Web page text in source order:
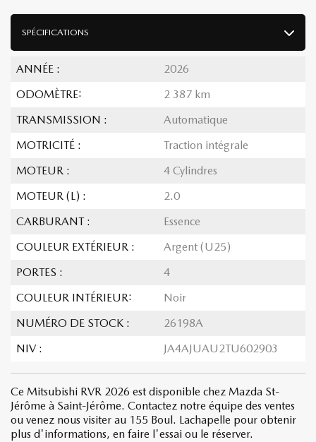
SPÉCIFICATIONS
ANNÉE :
2026
ODOMÈTRE:
2 387 km
TRANSMISSION :
Automatique
MOTRICITÉ :
Traction intégrale
MOTEUR :
4 Cylindres
MOTEUR (L) :
2.0
CARBURANT :
Essence
COULEUR EXTÉRIEUR :
Argent (U25)
PORTES :
4
COULEUR INTÉRIEUR:
Noir
NUMÉRO DE STOCK :
26198A
NIV :
JA4AJUAU2TU602903
Ce Mitsubishi RVR 2026 est disponible chez Mazda St-
Jérôme à Saint-Jérôme. Contactez notre équipe des ventes
ou venez nous visiter au 155 Boul. Lachapelle pour obtenir
plus d'informations, en faire l'essai ou le réserver.